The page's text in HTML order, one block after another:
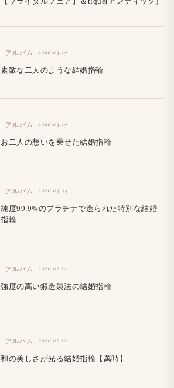
アルバム 2026.03.29
素敵な二人のような結婚指輪
アルバム 2026.03.29
お二人の想いを乗せた結婚指輪
アルバム 2026.03.04
純度99.9%のプラチナで造られた特別な結婚
指輪
アルバム 2026.02.14
強度の高い鍛造製法の結婚指輪
アルバム 2026.02.12
和の美しさが光る結婚指輪【萬時】